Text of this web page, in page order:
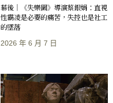
幕後｜《失樂園》導演蔡銀娟：直視
性霸凌是必要的痛苦，失控也是社工
的墜落
2026 年 6 月 7 日